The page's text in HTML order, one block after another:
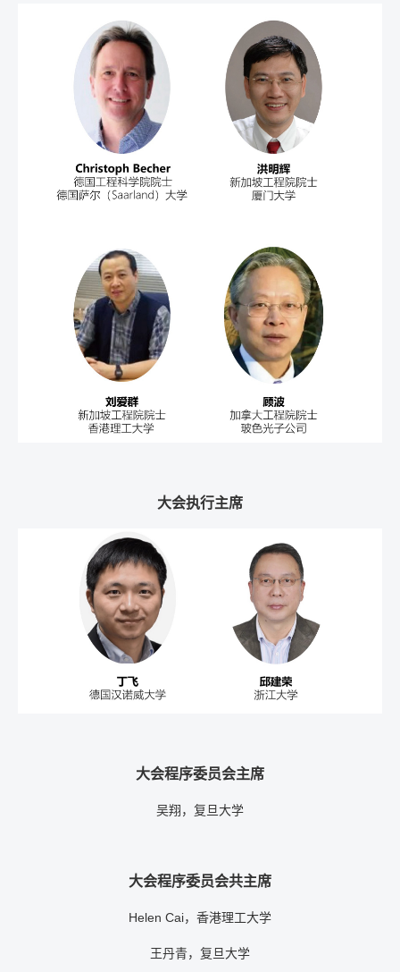
大会执行主席
大会程序委员会主席
吴翔，复旦大学
大会程序委员会共主席
Helen Cai，香港理工大学
王丹青，复旦大学